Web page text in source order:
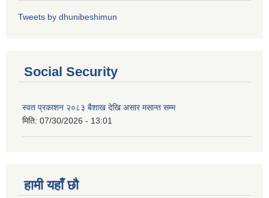
Tweets by dhunibeshimun
Social Security
स्वत प्रकाशन २०८३ बैशाख देखि असार मसान्त सम्म
मिति: 07/30/2026 - 13:01
हामी यहाँ छौ